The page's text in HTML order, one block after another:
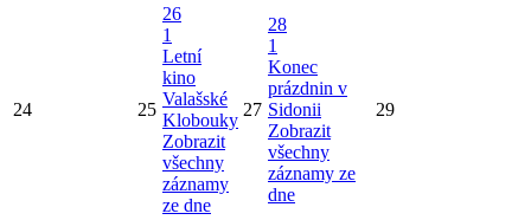
24 25
26
1
Letní
kino
Valašské
Klobouky
Zobrazit
všechny
záznamy
ze dne
27
28
1
Konec
prázdnin v
Sidonii
Zobrazit
všechny
záznamy ze
dne
29